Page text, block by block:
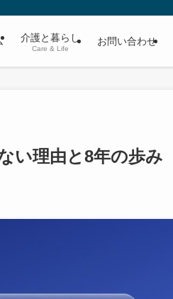
介護と暮らし
Care & Life
お問い合わせ
い理由と8年の歩み